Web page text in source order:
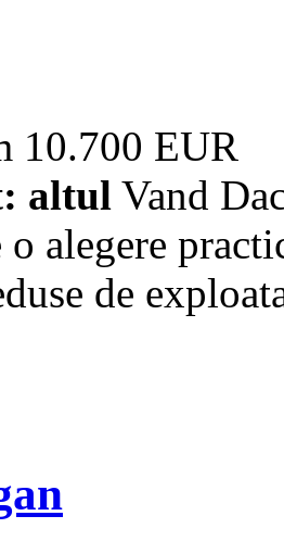
10.700 EUR
altul Vand
o alegere
de